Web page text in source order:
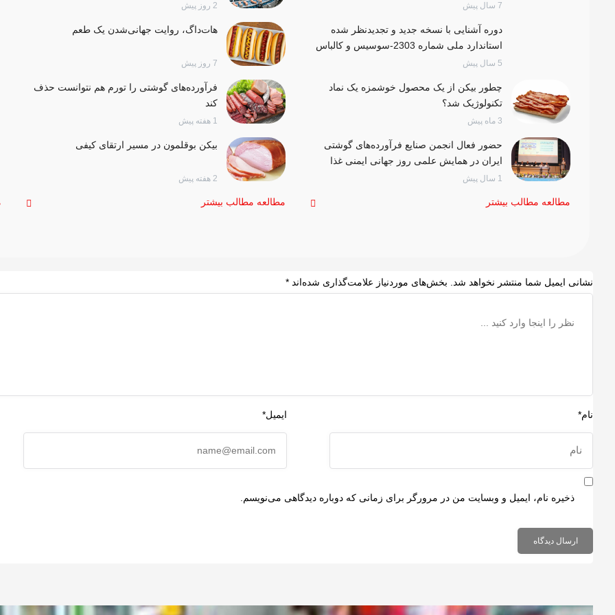
7 سال پیش
دوره آشنایی با نسخه جدید و تجدیدنظر شده
استاندارد ملی شماره 2303-سوسیس و کالباس
5 سال پیش
چطور بیکن از یک محصول خوشمزه یک نماد
تکنولوژیک شد؟
3 ماه پیش
حضور فعال انجمن صنایع فرآورده‌های گوشتی
ایران در همایش علمی روز جهانی ایمنی غذا
1 سال پیش
مطالعه مطالب بیشتر
2 روز پیش
هات‌داگ، روایت جهانی‌شدن یک طعم
7 روز پیش
فرآورده‌های گوشتی را تورم هم نتوانست حذف
کند
1 هفته پیش
بیکن بوقلمون در مسیر ارتقای کیفی
2 هفته پیش
مطالعه مطالب بیشتر
نشانی ایمیل شما منتشر نخواهد شد. بخش‌های موردنیاز علامت‌گذاری شده‌اند *
نام* ایمیل*
ذخیره نام، ایمیل و وبسایت من در مرورگر برای زمانی که دوباره دیدگاهی می‌نویسم.